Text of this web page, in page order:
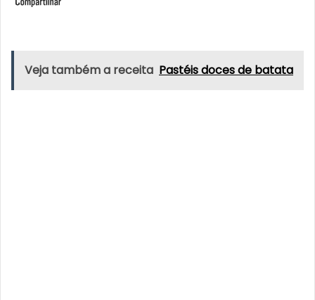
Veja também a receita Pastéis doces de batata